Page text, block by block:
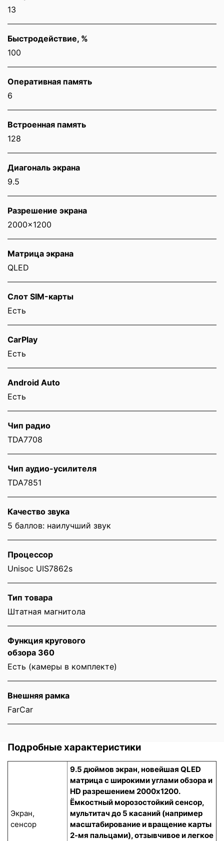
13
Быстродействие, %
100
Оперативная память
6
Встроенная память
128
Диагональ экрана
9.5
Разрешение экрана
2000x1200
Матрица экрана
QLED
Слот SIM-карты
Eсть
CarPlay
Есть
Android Auto
Есть
Чип радио
TDA7708
Чип аудио-усилителя
TDA7851
Качество звука
5 баллов: наилучший звук
Процессор
Unisoc UIS7862s
Тип товара
Штатная магнитола
Функция кругового
обзора 360
Есть (камеры в комплекте)
Внешняя рамка
FarCar
Подробные характеристики
Экран,
сенсор
9.5 дюймов экран, новейшая QLED
матрица с широкими углами обзора и
HD разрешением 2000x1200.
Ёмкостный морозостойкий сенсор,
мультитач до 5 касаний (например
масштабирование и вращение карты
2-мя пальцами), отзывчивое и легкое